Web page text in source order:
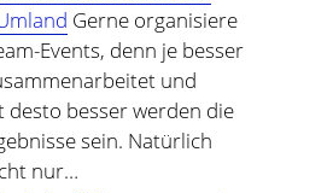
Gerne organisiere
Events, denn je besser
und
desto besser werden die
sein. Natürlich
nur…